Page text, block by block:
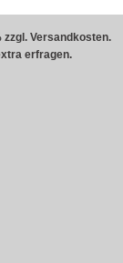
Versandkosten.
erfragen.